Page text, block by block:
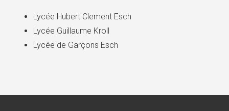
Lycée Hubert Clement Esch
Lycée Guillaume Kroll
Lycée de Garçons Esch